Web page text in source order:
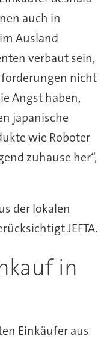
auch in
Ausland
verbaut sein,
nicht
Angst haben,
japanische
wie Roboter
zuhause her“,
der lokalen
JEFTA.
in
Einkäufer aus